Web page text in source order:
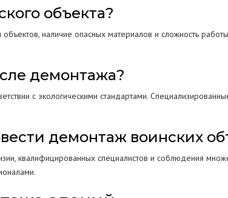
объекта?
наличие опасных материалов и сложность
демонтажа?
с экологическими стандартами.
демонтаж воинских
квалифицированных специалистов и соблюдения